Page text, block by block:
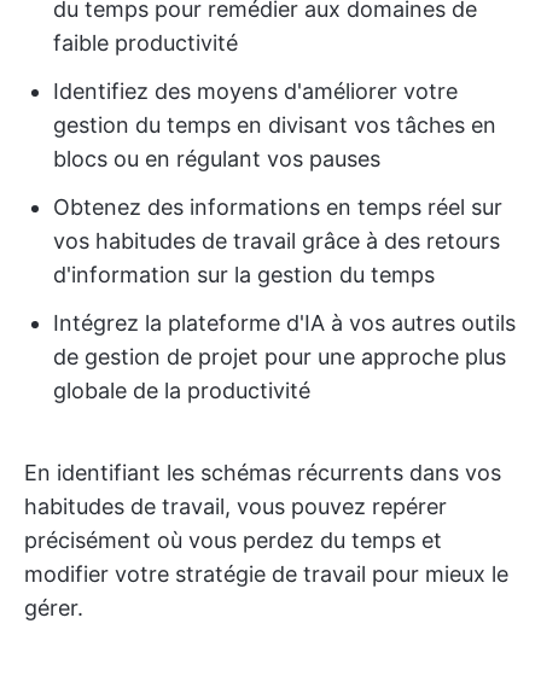
du temps pour remédier aux domaines de
faible productivité
Identifiez des moyens d'améliorer votre
gestion du temps en divisant vos tâches en
blocs ou en régulant vos pauses
Obtenez des informations en temps réel sur
vos habitudes de travail grâce à des retours
d'information sur la gestion du temps
Intégrez la plateforme d'IA à vos autres outils
de gestion de projet pour une approche plus
globale de la productivité
En identifiant les schémas récurrents dans vos
habitudes de travail, vous pouvez repérer
précisément où vous perdez du temps et
modifier votre stratégie de travail pour mieux le
gérer.